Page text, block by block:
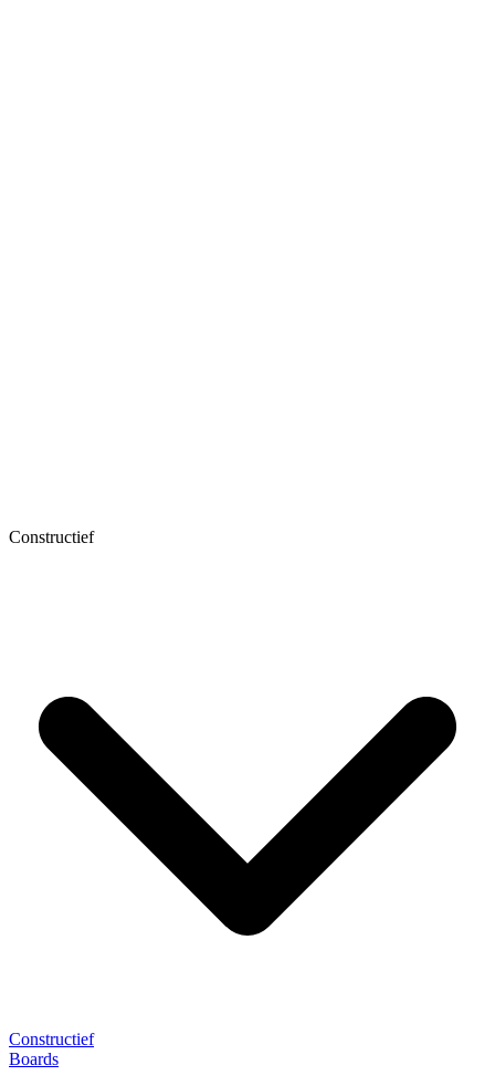
Constructief
Constructief
Boards